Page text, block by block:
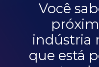
Você
indústria
que está